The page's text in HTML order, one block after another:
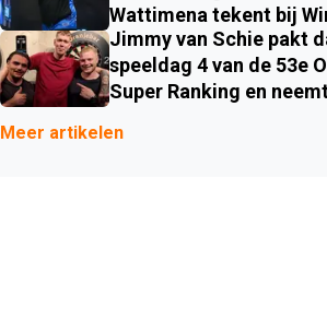
Wattimena tekent bij
Jimmy van Schie pakt
speeldag 4 van de 53e
Super Ranking en
Meer artikelen